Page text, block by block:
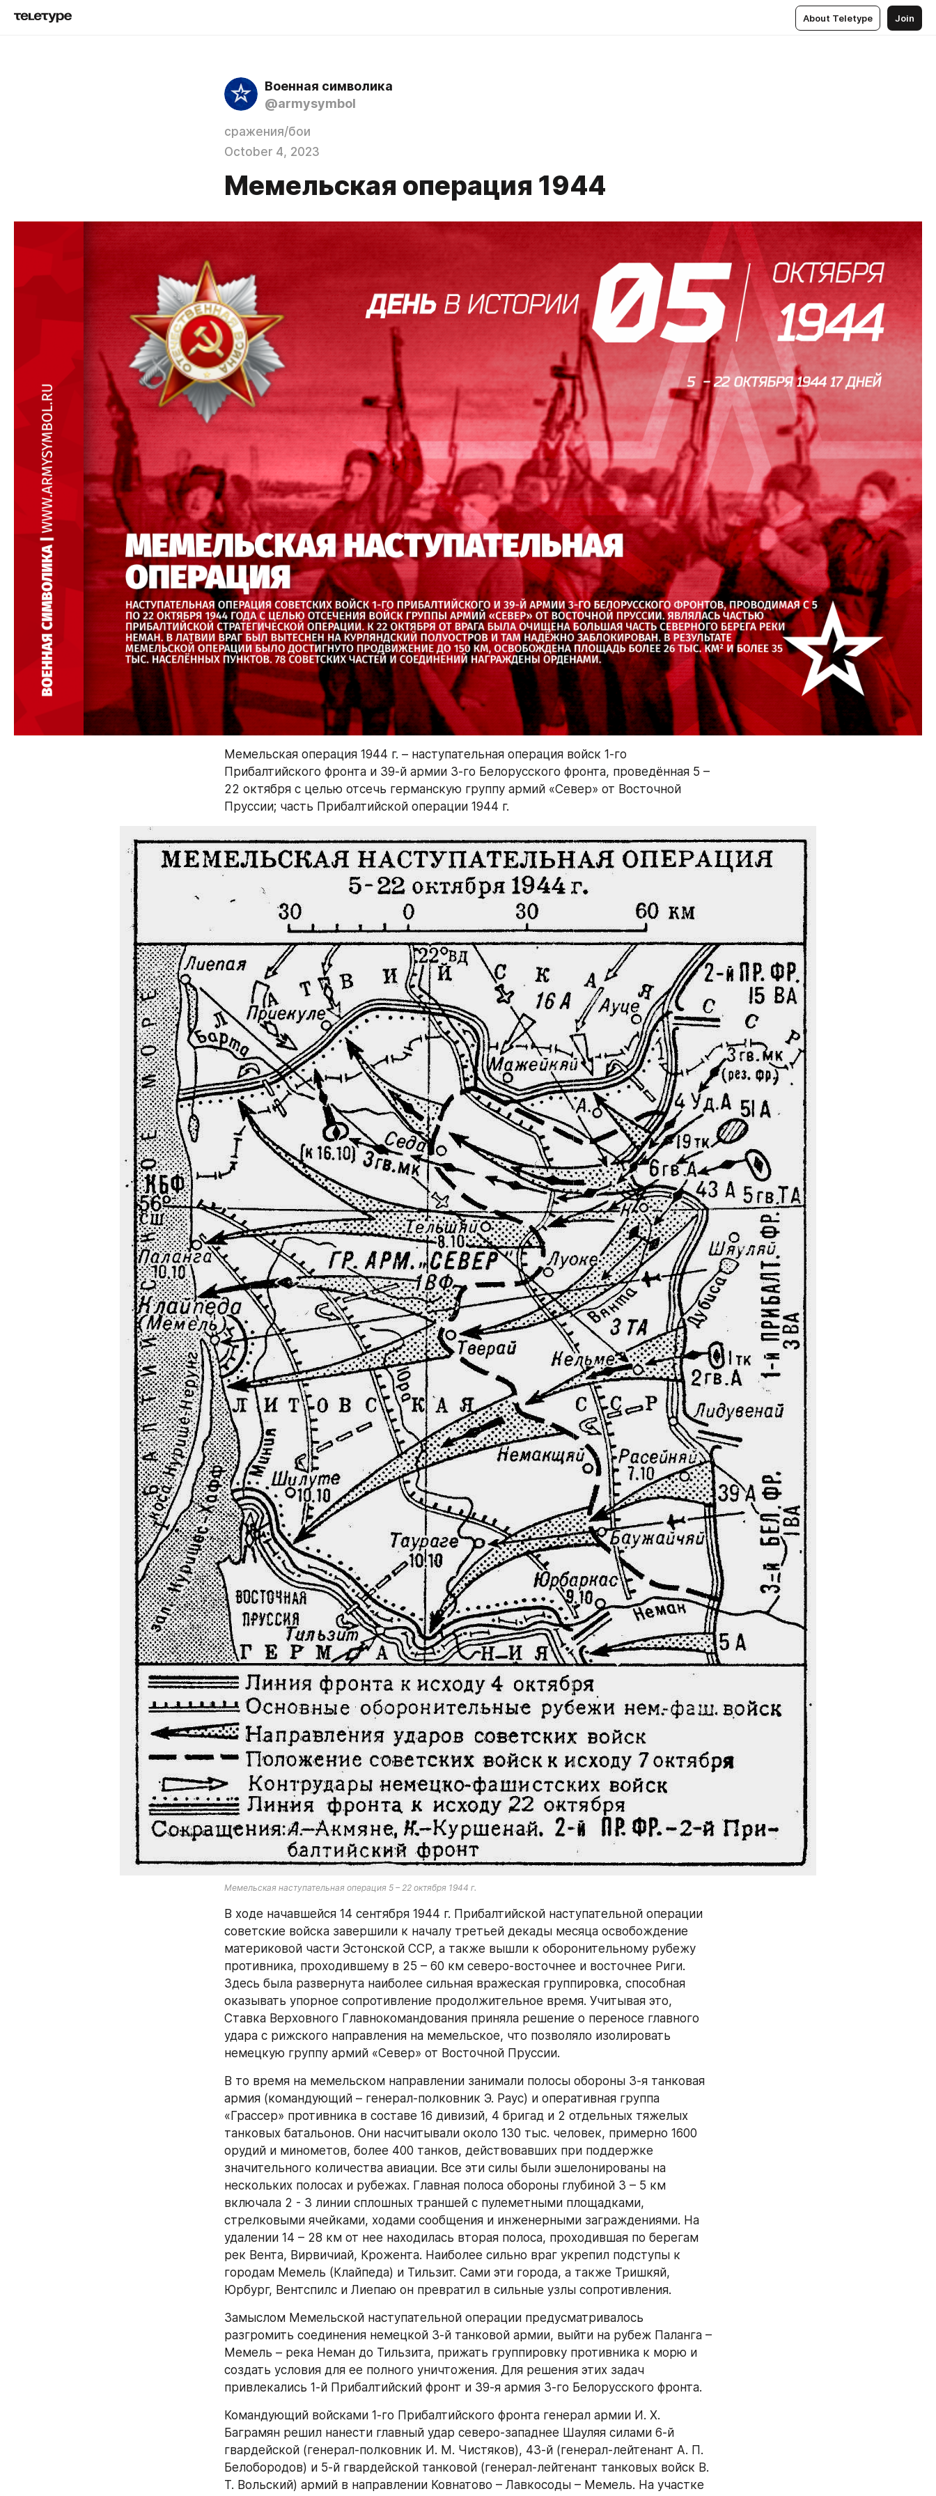
About Teletype Join
Военная символика
@armysymbol
сражения/бои
October 4, 2023
Мемельская операция 1944
Мемельская операция 1944 г. – наступательная операция войск 1-го
Прибалтийского фронта и 39-й армии 3-го Белорусского фронта, проведённая 5 –
22 октября с целью отсечь германскую группу армий «Север» от Восточной
Пруссии; часть Прибалтийской операции 1944 г.
Мемельская наступательная операция 5 – 22 октября 1944 г.
В ходе начавшейся 14 сентября 1944 г. Прибалтийской наступательной операции
советские войска завершили к началу третьей декады месяца освобождение
материковой части Эстонской ССР, а также вышли к оборонительному рубежу
противника, проходившему в 25 – 60 км северо-восточнее и восточнее Риги.
Здесь была развернута наиболее сильная вражеская группировка, способная
оказывать упорное сопротивление продолжительное время. Учитывая это,
Ставка Верховного Главнокомандования приняла решение о переносе главного
удара с рижского направления на мемельское, что позволяло изолировать
немецкую группу армий «Север» от Восточной Пруссии.
В то время на мемельском направлении занимали полосы обороны 3-я танковая
армия (командующий – генерал-полковник Э. Раус) и оперативная группа
«Грассер» противника в составе 16 дивизий, 4 бригад и 2 отдельных тяжелых
танковых батальонов. Они насчитывали около 130 тыс. человек, примерно 1600
орудий и минометов, более 400 танков, действовавших при поддержке
значительного количества авиации. Все эти силы были эшелонированы на
нескольких полосах и рубежах. Главная полоса обороны глубиной 3 – 5 км
включала 2 - 3 линии сплошных траншей с пулеметными площадками,
стрелковыми ячейками, ходами сообщения и инженерными заграждениями. На
удалении 14 – 28 км от нее находилась вторая полоса, проходившая по берегам
рек Вента, Вирвичиай, Крожента. Наиболее сильно враг укрепил подступы к
городам Мемель (Клайпеда) и Тильзит. Сами эти города, а также Тришкяй,
Юрбург, Вентспилс и Лиепаю он превратил в сильные узлы сопротивления.
Замыслом Мемельской наступательной операции предусматривалось
разгромить соединения немецкой 3-й танковой армии, выйти на рубеж Паланга –
Мемель – река Неман до Тильзита, прижать группировку противника к морю и
создать условия для ее полного уничтожения. Для решения этих задач
привлекались 1-й Прибалтийский фронт и 39-я армия 3-го Белорусского фронта.
Командующий войсками 1-го Прибалтийского фронта генерал армии И. Х.
Баграмян решил нанести главный удар северо-западнее Шауляя силами 6-й
гвардейской (генерал-полковник И. М. Чистяков), 43-й (генерал-лейтенант А. П.
Белобородов) и 5-й гвардейской танковой (генерал-лейтенант танковых войск В.
Т. Вольский) армий в направлении Ковнатово – Лавкосоды – Мемель. На участке